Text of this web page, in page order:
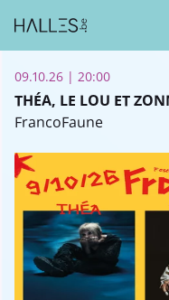
09.10.26 | 20:00
THÉA, LE LOU ET
FrancoFaune